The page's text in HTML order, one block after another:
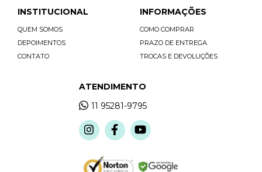
INSTITUCIONAL
QUEM SOMOS
DEPOIMENTOS
CONTATO
INFORMAÇÕES
COMO COMPRAR
PRAZO DE ENTREGA
TROCAS E DEVOLUÇÕES
ATENDIMENTO
11 95281-9795